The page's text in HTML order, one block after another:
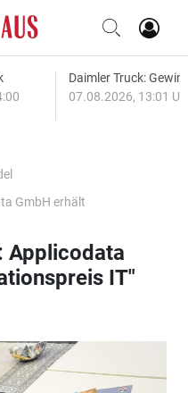
Daimler Truck:
07.08.2026, 13:01
GmbH erhält
Applicodata
IT"